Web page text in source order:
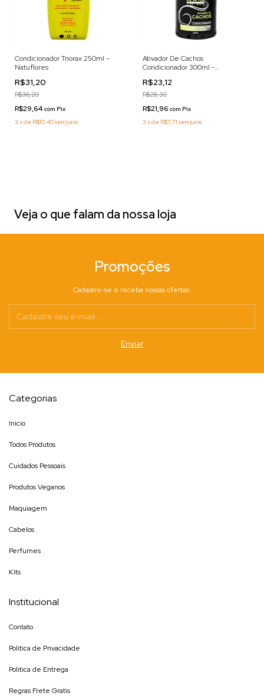
Condicionador Tnorax 250ml -
Natuflores
R$31,20
R$36,20
R$29,64 com Pix
3 xde R$10,40sem juros
Ativador De Cachos
Condicionador 300ml -
R$23,12
R$28,30
R$21,96 com Pix
3 xde R$7,71 sem juros
Veja o que falam da nossa loja
Promoções
Cadastre-se e receba nossas ofertas.
Categorias
Inicio
Todos Produtos
Cuidados Pessoais
Produtos Veganos
Maquiagem
Cabelos
Perfumes
Kits
Institucional
Contato
Politica de Privacidade
Politica de Entrega
Regras Frete Gratis